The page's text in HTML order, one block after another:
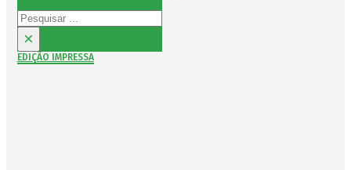
Pesquisar
×
EDIÇÃO IMPRESSA